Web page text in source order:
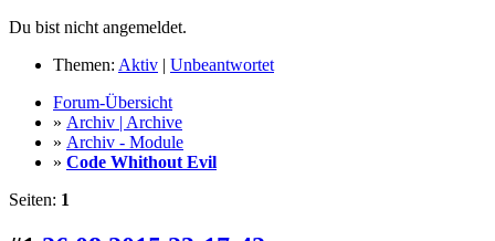
Du bist nicht angemeldet.
Themen: Aktiv | Unbeantwortet
Forum-Übersicht
» Archiv | Archive
» Archiv - Module
» Code Whithout Evil
Seiten: 1